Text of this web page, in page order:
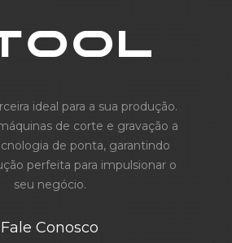
ideal para a sua produção.
de corte e gravação a
de ponta, garantindo
perfeita para impulsionar o
seu negócio.
Fale Conosco